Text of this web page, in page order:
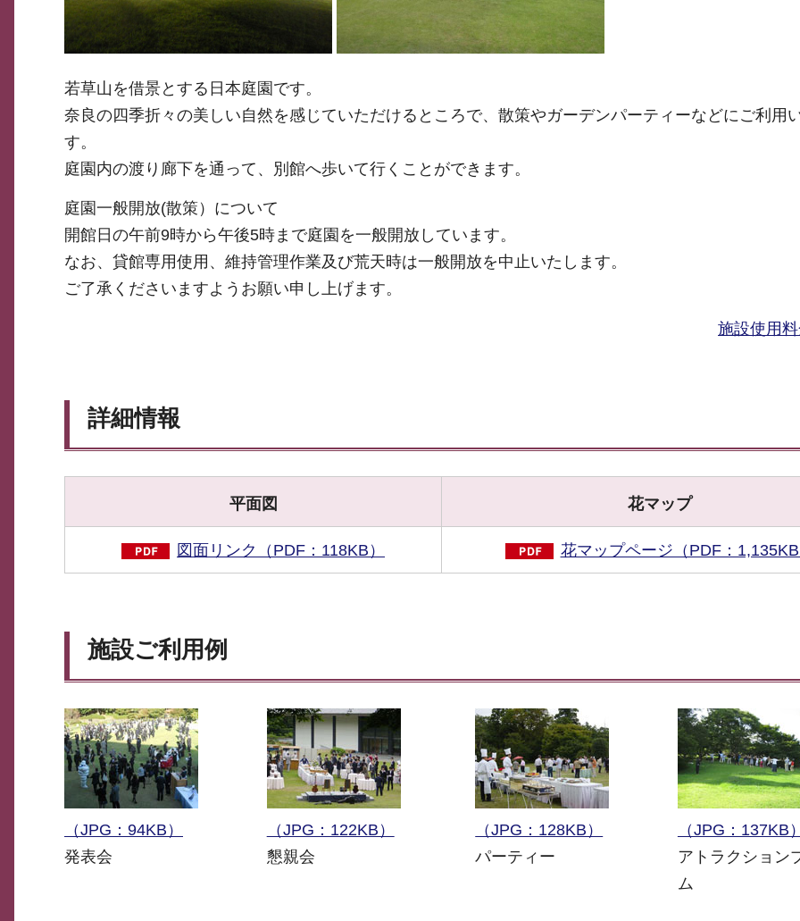
若草山を借景とする日本庭園です。
奈良の四季折々の美しい自然を感じていただけるところで、散策やガーデンパーティーなどにご利用
す。
庭園内の渡り廊下を通って、別館へ歩いて行くことができます。
庭園一般開放(散策）について
開館日の午前9時から午後5時まで庭園を一般開放しています。
なお、貸館専用使用、維持管理作業及び荒天時は一般開放を中止いたします。
ご了承くださいますようお願い申し上げます。
施設使用
詳細情報
平面図 花マップ
図面リンク（PDF：118KB） 花マップページ（PDF：1,135KB
施設ご利用例
（JPG：94KB）
発表会
（JPG：122KB）
懇親会
（JPG：128KB）
パーティー
（JPG：137KB）
アトラクション
ム